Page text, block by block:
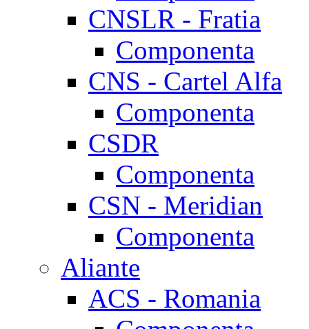
CNSLR - Fratia
Componenta
CNS - Cartel Alfa
Componenta
CSDR
Componenta
CSN - Meridian
Componenta
Aliante
ACS - Romania